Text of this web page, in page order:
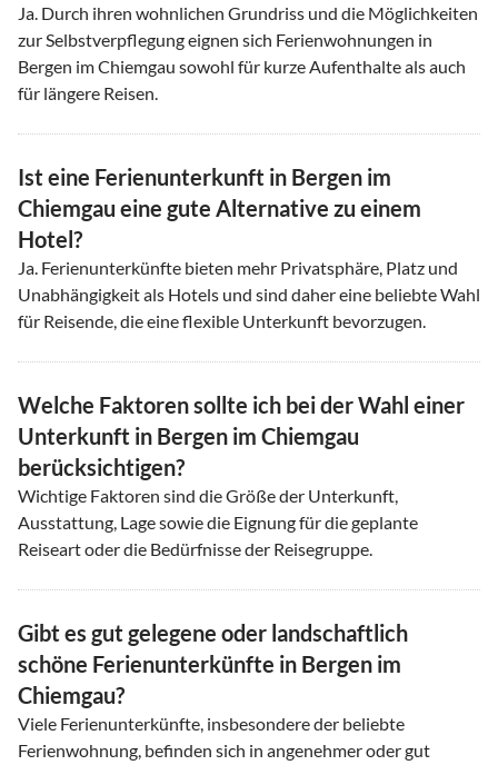
Ja. Durch ihren wohnlichen Grundriss und die Möglichkeiten
zur Selbstverpflegung eignen sich Ferienwohnungen in
Bergen im Chiemgau sowohl für kurze Aufenthalte als auch
für längere Reisen.
Ist eine Ferienunterkunft in Bergen im
Chiemgau eine gute Alternative zu einem
Hotel?
Ja. Ferienunterkünfte bieten mehr Privatsphäre, Platz und
Unabhängigkeit als Hotels und sind daher eine beliebte Wahl
für Reisende, die eine flexible Unterkunft bevorzugen.
Welche Faktoren sollte ich bei der Wahl einer
Unterkunft in Bergen im Chiemgau
berücksichtigen?
Wichtige Faktoren sind die Größe der Unterkunft,
Ausstattung, Lage sowie die Eignung für die geplante
Reiseart oder die Bedürfnisse der Reisegruppe.
Gibt es gut gelegene oder landschaftlich
schöne Ferienunterkünfte in Bergen im
Chiemgau?
Viele Ferienunterkünfte, insbesondere der beliebte
Ferienwohnung, befinden sich in angenehmer oder gut